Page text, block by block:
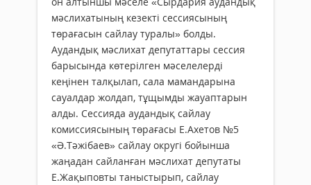
мәслихатының кезекті сессиясының
төрағасын сайлау туралы» болды.
Аудандық мәслихат депутаттары сессия
барысында көтерілген мәселелерді
кеңінен талқылап, сала мамандарына
сауалдар жолдап, тұщымды жауаптарын
алды. Сессияда аудандық сайлау
комиссиясының төрағасы Е.Ахетов №5
«Ә.Тәжібаев» сайлау округі бойынша
жаңадан сайланған мәслихат депутаты
Е.Жақыповты таныстырып, сайлау